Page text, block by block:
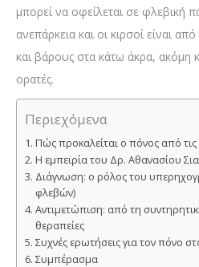
μπορεί να οφείλεται σε φλεβική
ανεπάρκεια και οι κιρσοί είναι
και βάρους στα κάτω άκρα, ακόμη
ορατές.
Περιεχόμενα
Πώς προκαλείται ο πόνος από τις
Η εμπειρία του Δρ. Αθανασίου
Διάγνωση: ο ρόλος του
φλεβών)
Αντιμετώπιση: από τη
θεραπείες
Συχνές ερωτήσεις για τον πόνο
Συμπέρασμα